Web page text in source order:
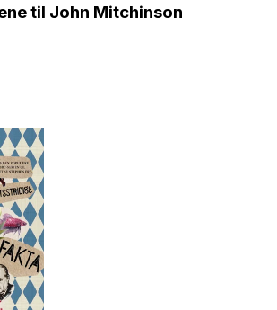
til John Mitchinson